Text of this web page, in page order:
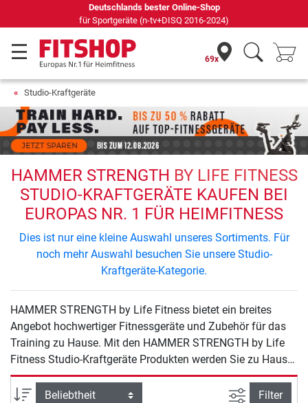
Deutschlands bester Online-Shop
für Sportgeräte (n-tv+DISQ 2016-2024)
69x
Studio-Kraftgeräte
HAMMER STRENGTH BY LIFE FITNESS
STUDIO-KRAFTGERÄTE KAUFEN BEI
EUROPAS NR. 1 FÜR HEIMFITNESS
Dies ist nur eine kleine Auswahl unseres Sortiments. Für
noch mehr Auswahl besuchen Sie unsere Studio-
Kraftgeräte-Kategorie.
HAMMER STRENGTH by Life Fitness bietet ein breites
Angebot hochwertiger Fitnessgeräte und Zubehör für das
Training zu Hause. Mit den HAMMER STRENGTH by Life
Fitness Studio-Kraftgeräte Produkten werden Sie zu Hause
effektiv fit, nehmen ab und halten sich gesund.
Sortierung
Ansicht
Filter